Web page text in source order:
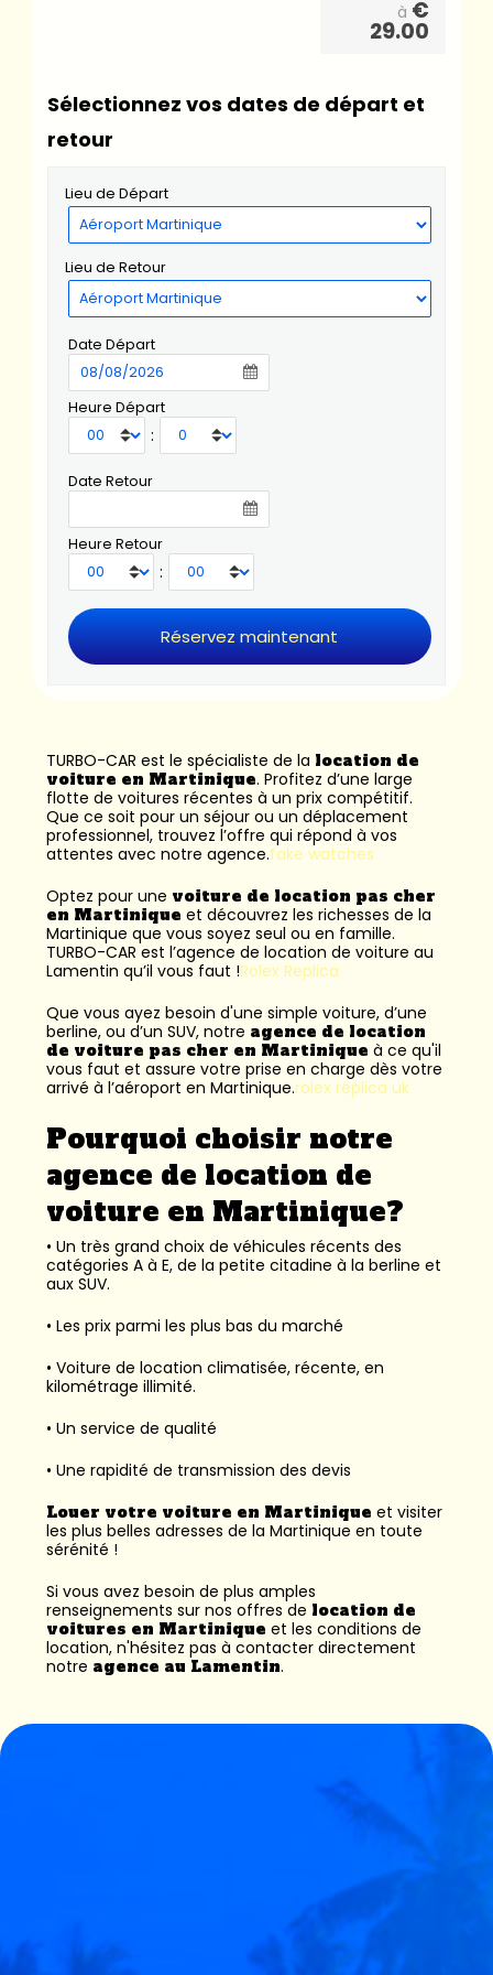
à €
29.00
Sélectionnez vos dates de départ et
retour
Lieu de Départ
Lieu de Retour
Date Départ
Heure Départ
:
Date Retour
Heure Retour
:
TURBO-CAR est le spécialiste de la location de
voiture en Martinique. Profitez d’une large
flotte de voitures récentes à un prix compétitif.
Que ce soit pour un séjour ou un déplacement
professionnel, trouvez l’offre qui répond à vos
attentes avec notre agence.fake watches
Optez pour une voiture de location pas cher
en Martinique et découvrez les richesses de la
Martinique que vous soyez seul ou en famille.
TURBO-CAR est l’agence de location de voiture au
Lamentin qu’il vous faut !Rolex Replica
Que vous ayez besoin d'une simple voiture, d’une
berline, ou d’un SUV, notre agence de location
de voiture pas cher en Martinique à ce qu'il
vous faut et assure votre prise en charge dès votre
arrivé à l’aéroport en Martinique.rolex replica uk
Pourquoi choisir notre
agence de location de
voiture en Martinique?
• Un très grand choix de véhicules récents des
catégories A à E, de la petite citadine à la berline et
aux SUV.
• Les prix parmi les plus bas du marché
• Voiture de location climatisée, récente, en
kilométrage illimité.
• Un service de qualité
• Une rapidité de transmission des devis
Louer votre voiture en Martinique et visiter
les plus belles adresses de la Martinique en toute
sérénité !
Si vous avez besoin de plus amples
renseignements sur nos offres de location de
voitures en Martinique et les conditions de
location, n'hésitez pas à contacter directement
notre agence au Lamentin.